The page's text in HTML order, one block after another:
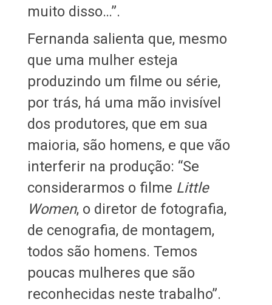
muito disso…”.
Fernanda salienta que, mesmo
que uma mulher esteja
produzindo um filme ou série,
por trás, há uma mão invisível
dos produtores, que em sua
maioria, são homens, e que vão
interferir na produção: “Se
considerarmos o filme Little
Women, o diretor de fotografia,
de cenografia, de montagem,
todos são homens. Temos
poucas mulheres que são
reconhecidas neste trabalho”.